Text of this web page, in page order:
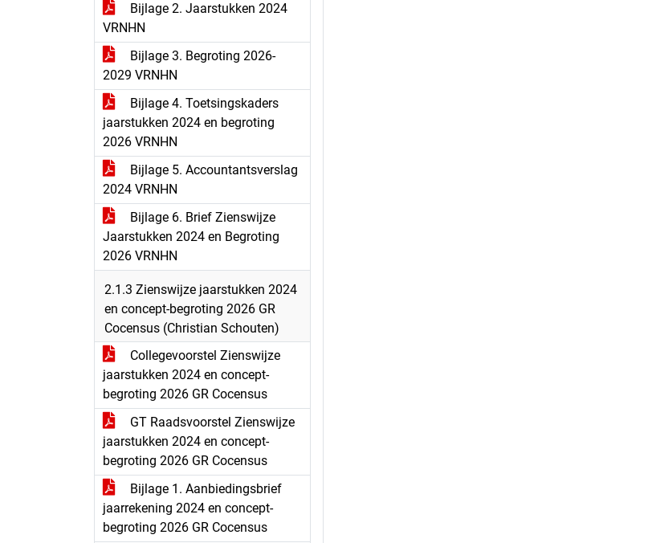
Bijlage 2. Jaarstukken 2024
VRNHN
Bijlage 3. Begroting 2026-
2029 VRNHN
Bijlage 4. Toetsingskaders
jaarstukken 2024 en begroting
2026 VRNHN
Bijlage 5. Accountantsverslag
2024 VRNHN
Bijlage 6. Brief Zienswijze
Jaarstukken 2024 en Begroting
2026 VRNHN
2.1.3 Zienswijze jaarstukken 2024
en concept-begroting 2026 GR
Cocensus (Christian Schouten)
Collegevoorstel Zienswijze
jaarstukken 2024 en concept-
begroting 2026 GR Cocensus
GT Raadsvoorstel Zienswijze
jaarstukken 2024 en concept-
begroting 2026 GR Cocensus
Bijlage 1. Aanbiedingsbrief
jaarrekening 2024 en concept-
begroting 2026 GR Cocensus